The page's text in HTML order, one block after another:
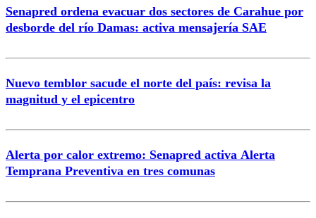
Correo
Senapred ordena evacuar dos sectores de Carahue por
desborde del río Damas: activa mensajería SAE
Nuevo temblor sacude el norte del país: revisa la
magnitud y el epicentro
Alerta por calor extremo: Senapred activa Alerta
Temprana Preventiva en tres comunas